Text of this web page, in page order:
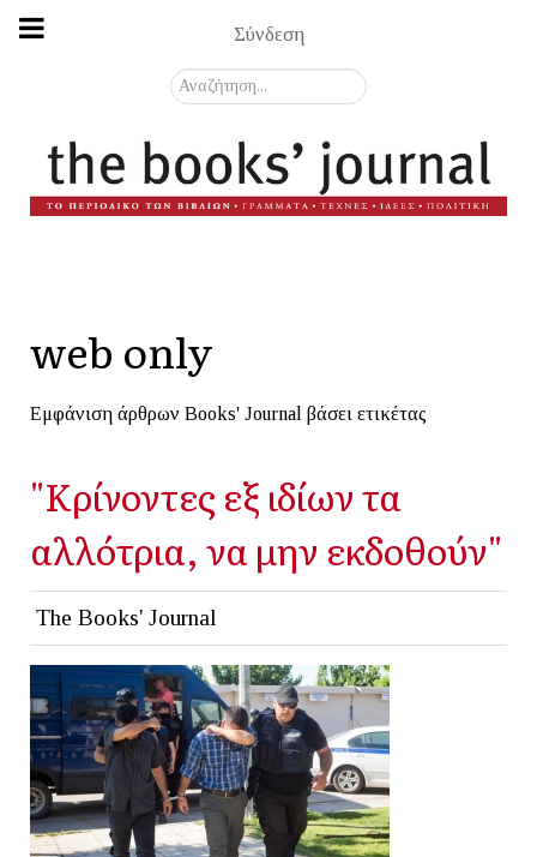
Σύνδεση
Αναζήτηση...
web only
Εμφάνιση άρθρων Books' Journal βάσει ετικέτας
"Κρίνοντες εξ ιδίων τα
αλλότρια, να μην εκδοθούν"
The Books' Journal